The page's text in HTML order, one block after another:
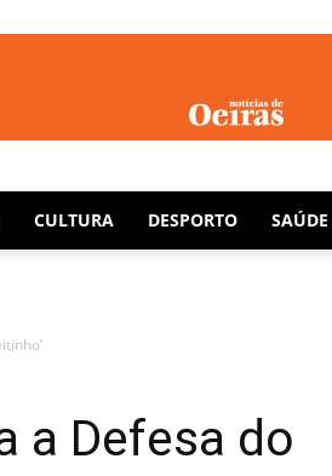
Notícias
CULTURA DESPORTO SAÚDE
a Defesa do